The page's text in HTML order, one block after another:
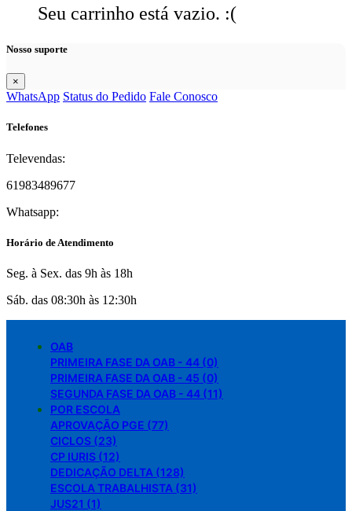
Seu carrinho está vazio. :(
Nosso suporte
×
WhatsApp Status do Pedido Fale Conosco
Telefones
Televendas:
61983489677
Whatsapp:
Horário de Atendimento
Seg. à Sex. das 9h às 18h
Sáb. das 08:30h às 12:30h
OAB
PRIMEIRA FASE DA OAB - 44 (0)
PRIMEIRA FASE DA OAB - 45 (0)
SEGUNDA FASE DA OAB - 44 (11)
POR ESCOLA
APROVAÇÃO PGE (77)
CICLOS (23)
CP IURIS (12)
DEDICAÇÃO DELTA (128)
ESCOLA TRABALHISTA (31)
JUS21 (1)